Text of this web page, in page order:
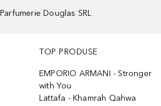
Parfumerie Douglas SRL
TOP PRODUSE
EMPORIO ARMANI - Stronger
with You
Lattafa - Khamrah Qahwa